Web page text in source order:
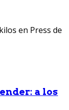
en Press de
a los